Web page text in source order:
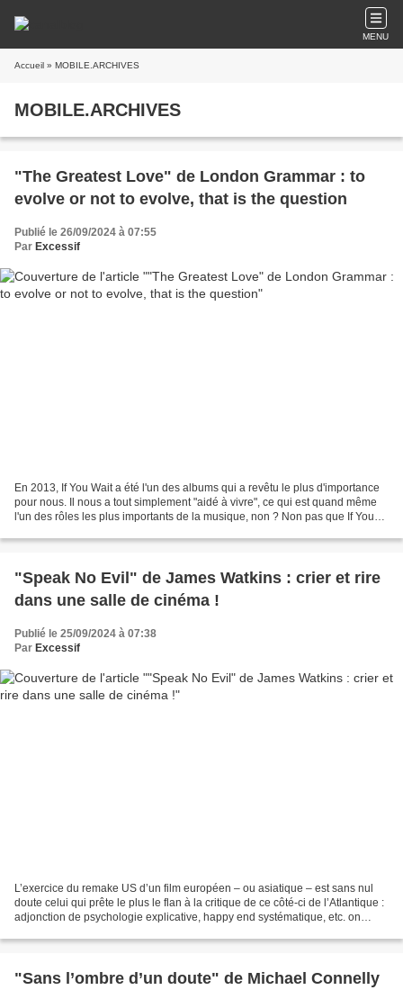
MENU
Accueil » MOBILE.ARCHIVES
MOBILE.ARCHIVES
"The Greatest Love" de London Grammar : to
evolve or not to evolve, that is the question
Publié le 26/09/2024 à 07:55
Par Excessif
En 2013, If You Wait a été l'un des albums qui a revêtu le plus d'importance
pour nous. Il nous a tout simplement "aidé à vivre", ce qui est quand même
l'un des rôles les plus importants de la musique, non ? Non pas que If You
"Speak No Evil" de James Watkins : crier et rire
dans une salle de cinéma !
Publié le 25/09/2024 à 07:38
Par Excessif
L’exercice du remake US d’un film européen – ou asiatique – est sans nul
doute celui qui prête le plus le flan à la critique de ce côté-ci de l’Atlantique :
adjonction de psychologie explicative, happy end systématique, etc. on
"Sans l’ombre d’un doute" de Michael Connelly